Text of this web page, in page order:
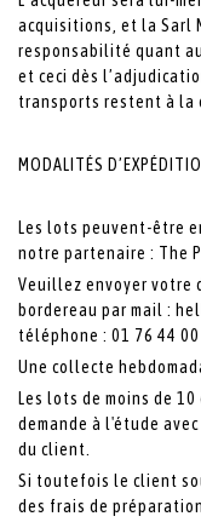
acquisitions, et la Sarl
responsabilité quant
et ceci dès
transports restent à la
MODALITÉS
Les lots peuvent-être
notre partenaire : The
Veuillez envoyer votre
bordereau par mail :
téléphone : 01 76 44 00
Une collecte
Les lots de moins de
demande à l'étude
du client.
Si toutefois le client
des frais de